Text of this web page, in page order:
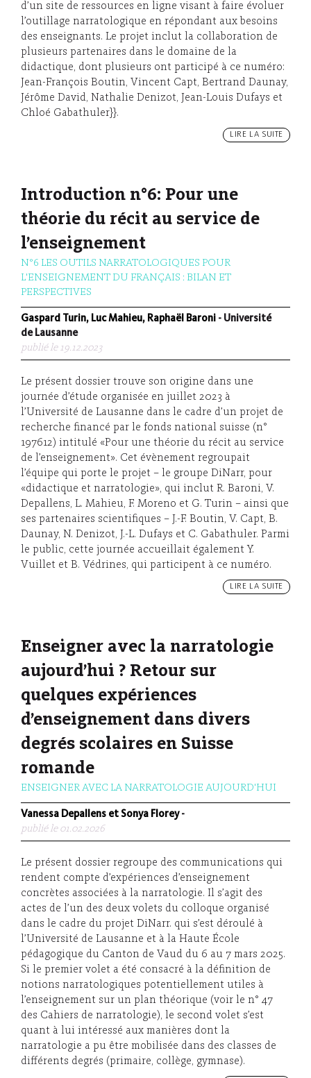
d’un site de ressources en ligne visant à faire évoluer
l’outillage narratologique en répondant aux besoins
des enseignants. Le projet inclut la collaboration de
plusieurs partenaires dans le domaine de la
didactique, dont plusieurs ont participé à ce numéro:
Jean-François Boutin, Vincent Capt, Bertrand Daunay,
Jérôme David, Nathalie Denizot, Jean-Louis Dufays et
Chloé Gabathuler}}.
LIRE LA SUITE
Introduction n°6: Pour une
théorie du récit au service de
l’enseignement
N°6 LES OUTILS NARRATOLOGIQUES POUR
L'ENSEIGNEMENT DU FRANÇAIS : BILAN ET
PERSPECTIVES
Gaspard Turin, Luc Mahieu, Raphaël Baroni - Université
de Lausanne
publié le 19.12.2023
Le présent dossier trouve son origine dans une
journée d’étude organisée en juillet 2023 à
l’Université de Lausanne dans le cadre d’un projet de
recherche financé par le fonds national suisse (n°
197612) intitulé «Pour une théorie du récit au service
de l’enseignement». Cet évènement regroupait
l’équipe qui porte le projet – le groupe DiNarr, pour
«didactique et narratologie», qui inclut R. Baroni, V.
Depallens, L. Mahieu, F. Moreno et G. Turin – ainsi que
ses partenaires scientifiques – J.-F. Boutin, V. Capt, B.
Daunay, N. Denizot, J.-L. Dufays et C. Gabathuler. Parmi
le public, cette journée accueillait également Y.
Vuillet et B. Védrines, qui participent à ce numéro.
LIRE LA SUITE
Enseigner avec la narratologie
aujourd’hui ? Retour sur
quelques expériences
d’enseignement dans divers
degrés scolaires en Suisse
romande
ENSEIGNER AVEC LA NARRATOLOGIE AUJOURD'HUI
Vanessa Depallens et Sonya Florey-
publié le 01.02.2026
Le présent dossier regroupe des communications qui
rendent compte d’expériences d’enseignement
concrètes associées à la narratologie. Il s’agit des
actes de l’un des deux volets du colloque organisé
dans le cadre du projet DiNarr. qui s’est déroulé à
l’Université de Lausanne et à la Haute École
pédagogique du Canton de Vaud du 6 au 7 mars 2025.
Si le premier volet a été consacré à la définition de
notions narratologiques potentiellement utiles à
l’enseignement sur un plan théorique (voir le n° 47
des Cahiers de narratologie), le second volet s’est
quant à lui intéressé aux manières dont la
narratologie a pu être mobilisée dans des classes de
différents degrés (primaire, collège, gymnase).